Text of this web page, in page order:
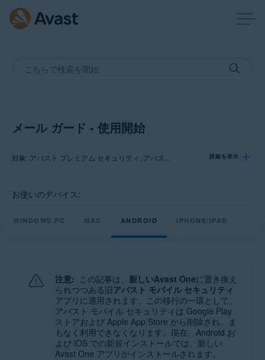
メール ガード - 使用開始
詳細を表示
製品:
アバスト プレミアム セキュリティ
お使いのデバイス:
WINDOWS PC MAC ANDROID IPHONE/IPAD
注意: この記事は、 新しいAvast Oneに置き換え
られつつある旧アバスト モバイル セキュリティ
アプリに適用されます。この移行の一環として、
アバスト モバイル セキュリティは Google Play
ストアおよび Apple App Store から削除され、ま
もなく利用できなくなります。現在、Android お
よび iOS での新規インストールでは、新しい
Avast One アプリがインストールされます。